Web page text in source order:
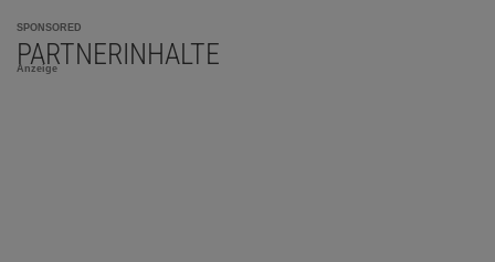
SPONSORED
PARTNERINHALTE
Anzeige